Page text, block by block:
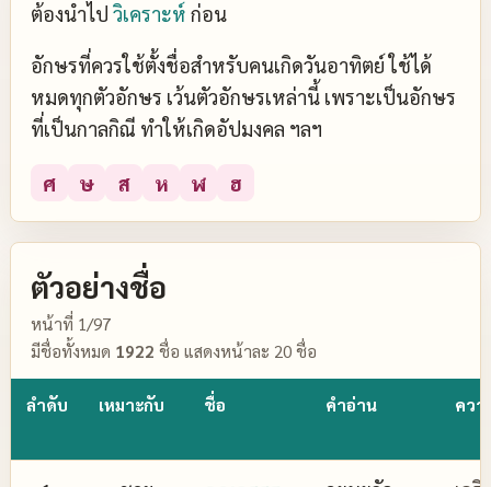
ต้องนำไป วิเคราะห์ ก่อน
อักษรที่ควรใช้ตั้งชื่อสำหรับคนเกิดวันอาทิตย์ ใช้ได้
หมดทุกตัวอักษร เว้นตัวอักษรเหล่านี้ เพราะเป็นอักษร
ที่เป็นกาลกิณี ทำให้เกิดอัปมงคล ฯลฯ
ศ ษ ส ห ฬ ฮ
ตัวอย่างชื่อ
หน้าที่ 1/97
มีชื่อทั้งหมด 1922 ชื่อ แสดงหน้าละ 20 ชื่อ
ลำดับ เหมาะกับ ชื่อ คำอ่าน คว